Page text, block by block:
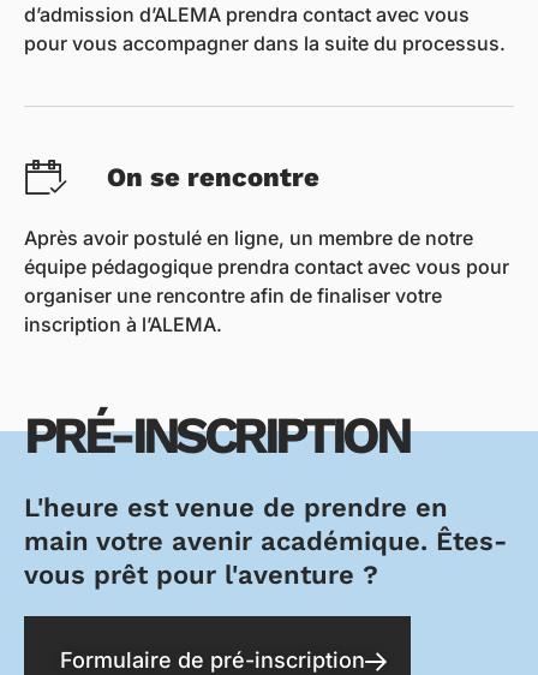
d’admission d’ALEMA prendra contact avec vous
pour vous accompagner dans la suite du processus.
On se rencontre
Après avoir postulé en ligne, un membre de notre
équipe pédagogique prendra contact avec vous pour
organiser une rencontre afin de finaliser votre
inscription à l’ALEMA.
PRÉ-INSCRIPTION
L'heure est venue de prendre en
main votre avenir académique. Êtes-
vous prêt pour l'aventure ?
Formulaire de pré-inscription